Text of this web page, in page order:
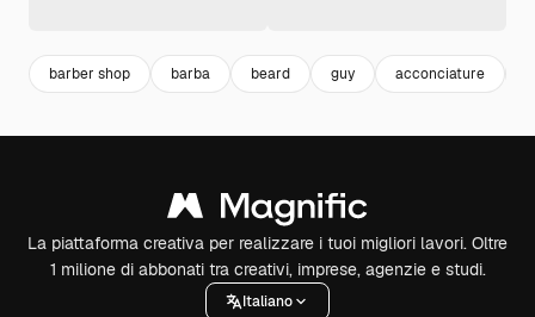
barber shop barba beard guy acconciature
La piattaforma creativa per realizzare i tuoi migliori lavori. Oltre
1 milione di abbonati tra creativi, imprese, agenzie e studi.
Italiano